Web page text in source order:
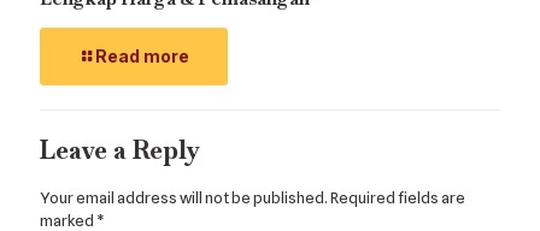
Read more
Leave a Reply
Your email address will not be published.Required fields are
marked *